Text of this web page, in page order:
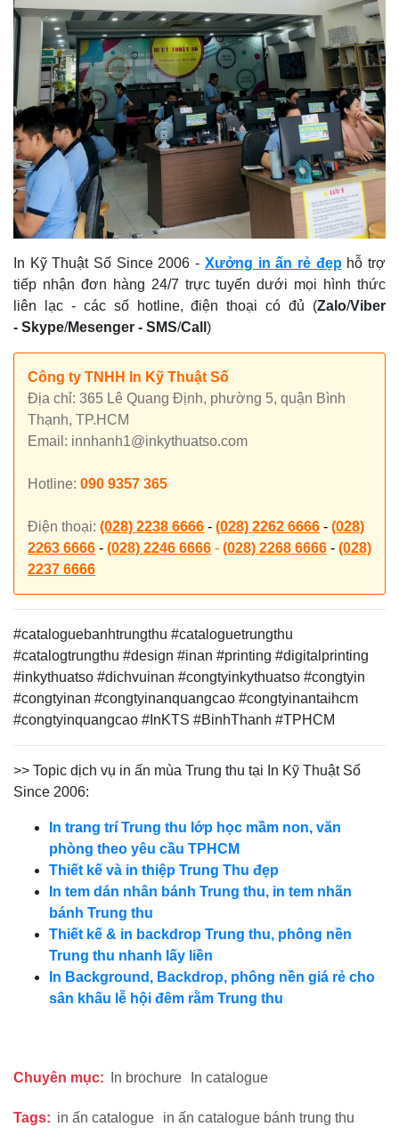
In Kỹ Thuật Số Since 2006 - Xưởng in ấn rẻ đẹphỗ trợ
tiếp nhận đơn hàng 24/7 trực tuyến dưới mọi hình thức
liên lạc - các số hotline, điện thoại có đủ (Zalo/Viber
- Skype/Mesenger - SMS/Call )
Công ty TNHH In Kỹ Thuật Số
Địa chỉ: 365 Lê Quang Định, phường 5, quận Bình
Thạnh, TP.HCM
Email: innhanh1@inkythuatso.com
Hotline: 090 9357 365
Điện thoại: (028) 2238 6666 - (028) 2262 6666 - (028)
2263 6666 - (028) 2246 6666 - (028) 2268 6666 - (028)
2237 6666
#cataloguebanhtrungthu #cataloguetrungthu
#catalogtrungthu #design #inan #printing #digitalprinting
#inkythuatso #dichvuinan #congtyinkythuatso #congtyin
#congtyinan #congtyinanquangcao #congtyinantaihcm
#congtyinquangcao #InKTS #BinhThanh #TPHCM
>> Topic dịch vụ in ấn mùa Trung thu tại In Kỹ Thuật Số
Since 2006:
In trang trí Trung thu lớp học mầm non, văn
phòng theo yêu cầu TPHCM
Thiết kế và in thiệp Trung Thu đẹp
In tem dán nhân bánh Trung thu, in tem nhãn
bánh Trung thu
Thiết kế & in backdrop Trung thu, phông nền
Trung thu nhanh lấy liền
In Background, Backdrop, phông nền giá rẻ cho
sân khấu lễ hội đêm rằm Trung thu
Chuyên mục: In brochure In catalogue
Tags: in ấn catalogue
in ấn catalogue bánh trung thu